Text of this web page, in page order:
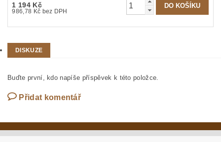
1 194 Kč
986,78 Kč bez DPH
DISKUZE
Buďte první, kdo napíše příspěvek k této položce.
Přidat komentář